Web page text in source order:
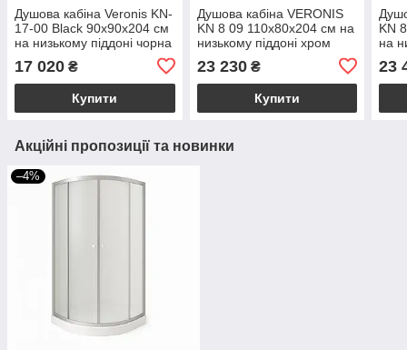
Душова кабіна Veronis KN-
17-00 Black 90х90х204 см
на низькому піддоні чорна
двері
17 020 ₴
Купити
Душова кабіна VERONIS
KN 8 09 110х80х204 см на
низькому піддоні хром
двері
23 230₴
Купити
KN
на
23
Акційні пропозиції та новинки
–4%